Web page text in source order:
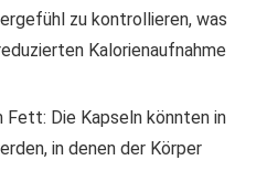
zu kontrollieren, was
Kalorienaufnahme
Die Kapseln könnten in
in denen der Körper